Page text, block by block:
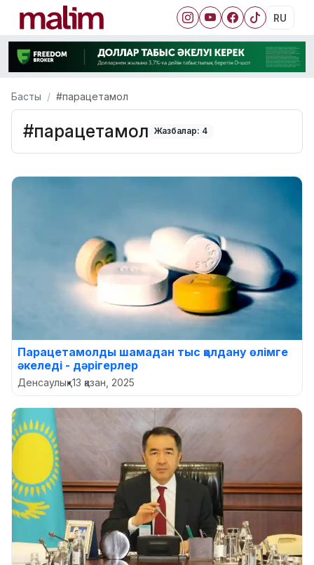
RU
Басты #парацетамол
#парацетамол Жазбалар: 4
Парацетамолды шамадан тыс қолдану өлімге
әкеледі - дәрігерлер
Денсаулық•13 қазан, 2025